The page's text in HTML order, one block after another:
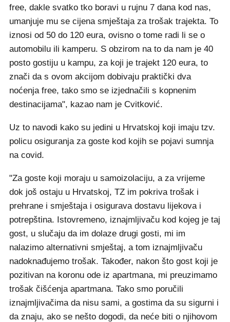
free, dakle svatko tko boravi u rujnu 7 dana kod nas,
umanjuje mu se cijena smještaja za trošak trajekta. To
iznosi od 50 do 120 eura, ovisno o tome radi li se o
automobilu ili kamperu. S obzirom na to da nam je 40
posto gostiju u kampu, za koji je trajekt 120 eura, to
znači da s ovom akcijom dobivaju praktički dva
noćenja free, tako smo se izjednačili s kopnenim
destinacijama", kazao nam je Cvitković.
Uz to navodi kako su jedini u Hrvatskoj koji imaju tzv.
policu osiguranja za goste kod kojih se pojavi sumnja
na covid.
"Za goste koji moraju u samoizolaciju, a za vrijeme
dok još ostaju u Hrvatskoj, TZ im pokriva trošak i
prehrane i smještaja i osigurava dostavu lijekova i
potrepština. Istovremeno, iznajmljivaču kod kojeg je taj
gost, u slučaju da im dolaze drugi gosti, mi im
nalazimo alternativni smještaj, a tom iznajmljivaču
nadoknađujemo trošak. Također, nakon što gost koji je
pozitivan na koronu ode iz apartmana, mi preuzimamo
trošak čišćenja apartmana. Tako smo poručili
iznajmljivačima da nisu sami, a gostima da su sigurni i
da znaju, ako se nešto dogodi, da neće biti o njihovom